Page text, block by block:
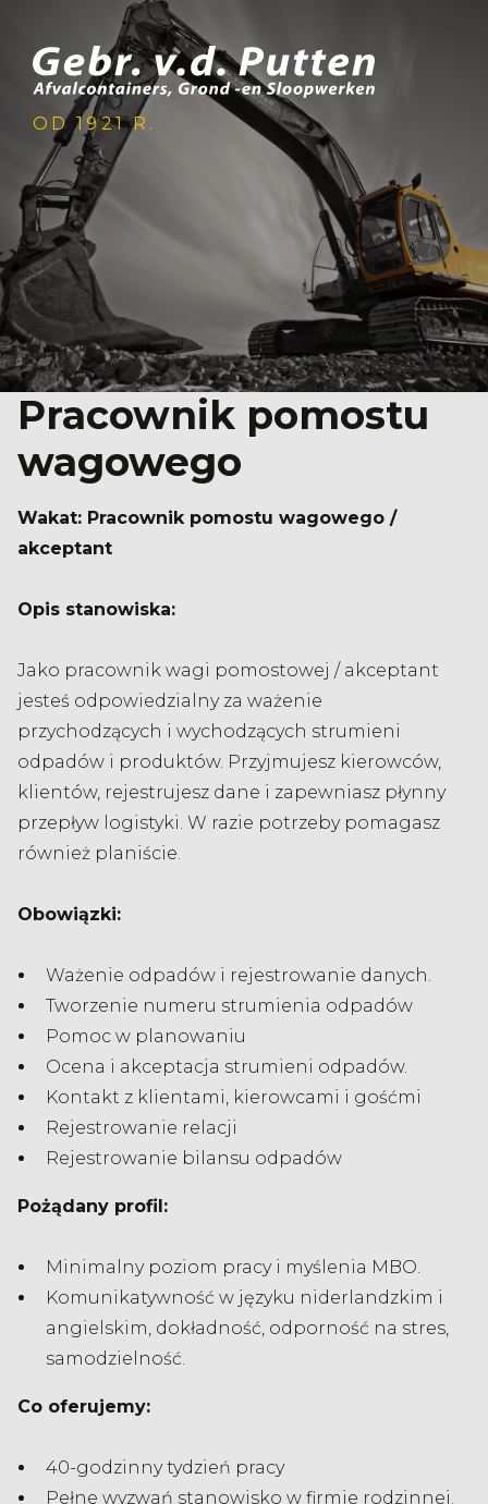
OD 1921 R.
Pracownik pomostu
wagowego
Wakat: Pracownik pomostu wagowego /
akceptant
Opis stanowiska:
Jako pracownik wagi pomostowej / akceptant
jesteś odpowiedzialny za ważenie
przychodzących i wychodzących strumieni
odpadów i produktów. Przyjmujesz kierowców,
klientów, rejestrujesz dane i zapewniasz płynny
przepływ logistyki. W razie potrzeby pomagasz
również planiście.
Obowiązki:
Ważenie odpadów i rejestrowanie danych.
Tworzenie numeru strumienia odpadów
Pomoc w planowaniu
Ocena i akceptacja strumieni odpadów.
Kontakt z klientami, kierowcami i gośćmi
Rejestrowanie relacji
Rejestrowanie bilansu odpadów
Pożądany profil:
Minimalny poziom pracy i myślenia MBO.
Komunikatywność w języku niderlandzkim i
angielskim, dokładność, odporność na stres,
samodzielność.
Co oferujemy:
40-godzinny tydzień pracy
Pełne wyzwań stanowisko w firmie rodzinnej.